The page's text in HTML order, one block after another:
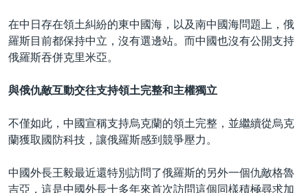
在中日存在領土糾紛的東中國海，以及南中國海問題上，俄
羅斯目前都保持中立，沒有選邊站。而中國也沒有公開支持
俄羅斯吞併克里米亞。
與俄仇敵互動交往支持領土完整和主權獨立
不僅如此，中國宣稱支持烏克蘭的領土完整，並繼續從烏克
蘭獲取國防科技，讓俄羅斯感到競爭壓力。
中國外長王毅最近還特別訪問了俄羅斯的另外一個仇敵格魯
吉亞，這是中國外長十多年來首次訪問這個同樣積極尋求加